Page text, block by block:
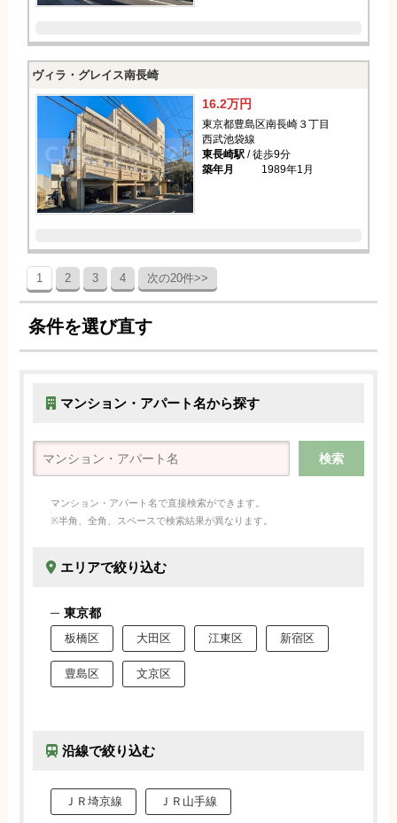
ヴィラ・グレイス南長崎
16.2万円
東京都豊島区南長崎３丁目
西武池袋線
東長崎駅/ 徒歩9分
築年月
1989年1月
1 2 3 4 次の20件>>
条件を選び直す
マンション・アパート名から探す
マンション・アパート名で直接検索ができます。
※半角、全角、スペースで検索結果が異なります。
エリアで絞り込む
東京都
板橋区 大田区 江東区 新宿区
豊島区 文京区
沿線で絞り込む
ＪＲ埼京線 ＪＲ山手線